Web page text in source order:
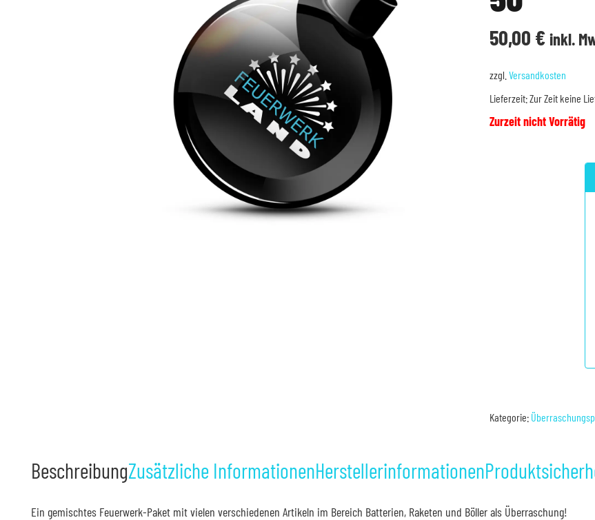
50,00 € inkl.
zzgl. Versandkosten
Lieferzeit:Zur Zeit keine
Zurzeit nicht Vorrätig
Kategorie:
BeschreibungZusätzliche InformationenHerstellerinformationen
Ein gemischtes Feuerwerk-Paket mit vielen verschiedenen Artikeln im Bereich Batterien, Raketen und Böller als Überraschung!